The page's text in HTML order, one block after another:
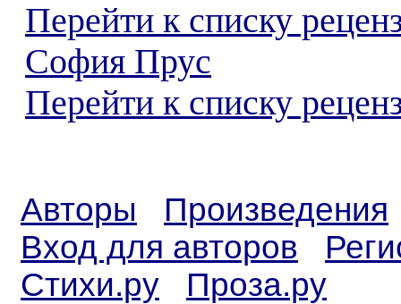
Перейти к списку
София Прус
Перейти к списку
Авторы
Произведения
Вход для авторов
Стихи.ру
Проза.ру